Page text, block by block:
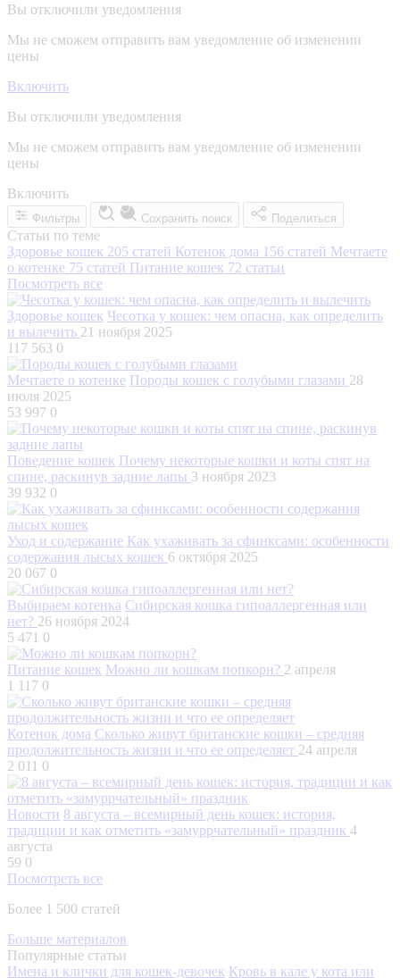
Вы отключили уведомления
Мы не сможем отправить вам уведомление об изменении
цены
Включить
Вы отключили уведомления
Мы не сможем отправить вам уведомление об изменении
цены
Включить
Фильтры Сохранить поиск Поделиться
Статьи по теме
Здоровье кошек 205 статей Котенок дома 156 статей Мечтаете
о котенке 75 статей Питание кошек 72 статьи
Посмотреть все
Здоровье кошек Чесотка у кошек: чем опасна, как определить
и вылечить 21 ноября 2025
117 563 0
Мечтаете о котенке Породы кошек с голубыми глазами 28
июля 2025
53 997 0
Поведение кошек Почему некоторые кошки и коты спят на
спине, раскинув задние лапы 3 ноября 2023
39 932 0
Уход и содержание Как ухаживать за сфинксами: особенности
содержания лысых кошек 6 октября 2025
20 067 0
Выбираем котенка Сибирская кошка гипоаллергенная или
нет? 26 ноября 2024
5 471 0
Питание кошек Можно ли кошкам попкорн? 2 апреля
1 117 0
Котенок дома Сколько живут британские кошки – средняя
продолжительность жизни и что ее определяет 24 апреля
2 011 0
Новости 8 августа – всемирный день кошек: история,
традиции и как отметить «замуррчательный» праздник 4
августа
59 0
Посмотреть все
Более 1 500 статей
Больше материалов
Популярные статьи
Имена и клички для кошек-девочек Кровь в кале у кота или